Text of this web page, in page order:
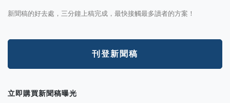
新聞稿的好去處，三分鐘上稿完成，最快接觸最多讀者的方案！
刊登新聞稿
立即購買新聞稿曝光